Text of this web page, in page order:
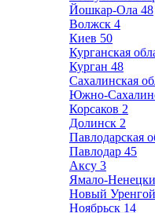
Йошкар-Ола 48
Волжск 4
Киев 50
Курганская
Курган 48
Сахалинская
Южно-
Корсаков 2
Долинск 2
Павлодарская
Павлодар 45
Аксу 3
Ямало-
Новый Уренгой
Ноябрьск 14